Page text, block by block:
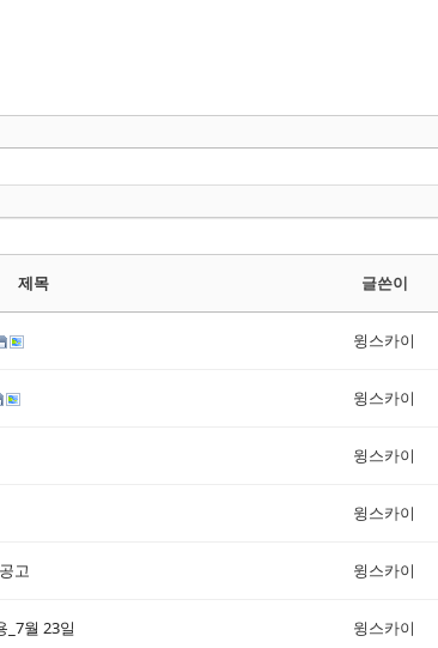
제목 글쓴이
윙스카이
윙스카이
윙스카이
윙스카이
고 윙스카이
월 23일 윙스카이